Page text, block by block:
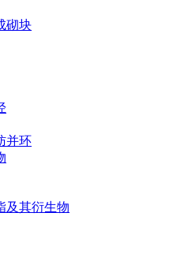
砌块
并环
及其衍生物